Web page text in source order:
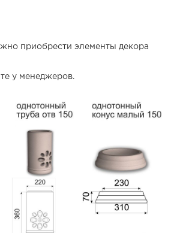
приобрести элементы декора
у менеджеров.